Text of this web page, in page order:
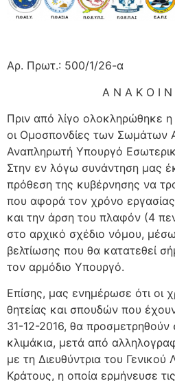
Αρ. Πρωτ.: 500/1/26-α
Α Ν Α Κ Ο Ι
Πριν από λίγο ολοκληρώθηκε
οι Ομοσπονδίες των Σωμάτων
Αναπληρωτή Υπουργό
Στην εν λόγω συνάντηση μας
πρόθεση της κυβέρνησης να
που αφορά τον χρόνο
και την άρση του πλαφόν (4
στο αρχικό σχέδιο νόμου,
βελτίωσης που θα κατατεθεί
τον αρμόδιο Υπουργό.
Επίσης, μας ενημέρωσε ότι οι
θητείας και σπουδών που
31-12-2016, θα προσμετρηθούν
κλιμάκια, μετά από
με τη Διευθύντρια του Γενικού
Κράτους, η οποία ερμήνευσε